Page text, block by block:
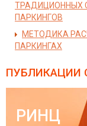
ТРАДИЦИОННЫХ
ПАРКИНГОВ
МЕТОДИКА
ПАРКИНГАХ
ПУБЛИКАЦИИ
РИНЦ